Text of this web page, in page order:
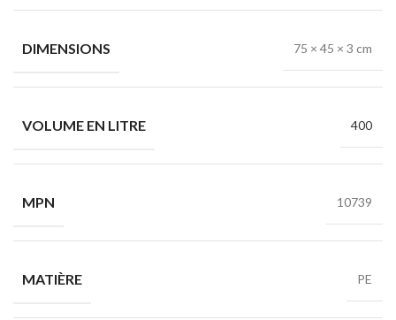
DIMENSIONS 75 × 45 × 3 cm
VOLUME EN LITRE 400
MPN 10739
MATIÈRE PE